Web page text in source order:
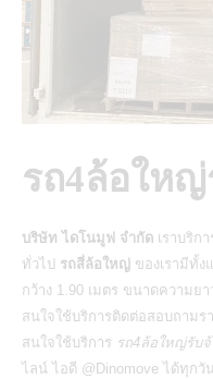
รถ4ล้อใหญ่
บริษัท ไดโนมูฟ จำกัด เราบริกา
ทั่วไป รถสี่ล้อใหญ่ ของเรามีทั้
กว้าง 1.90 เมตร ขนาดความย
สนใจใช้บริการติดต่อสอบถามร
สนใจใช้บริการ รถ4ล้อใหญ่รับจ้
ไลน์ ไอดี @Dinomove ได้ทุกวั